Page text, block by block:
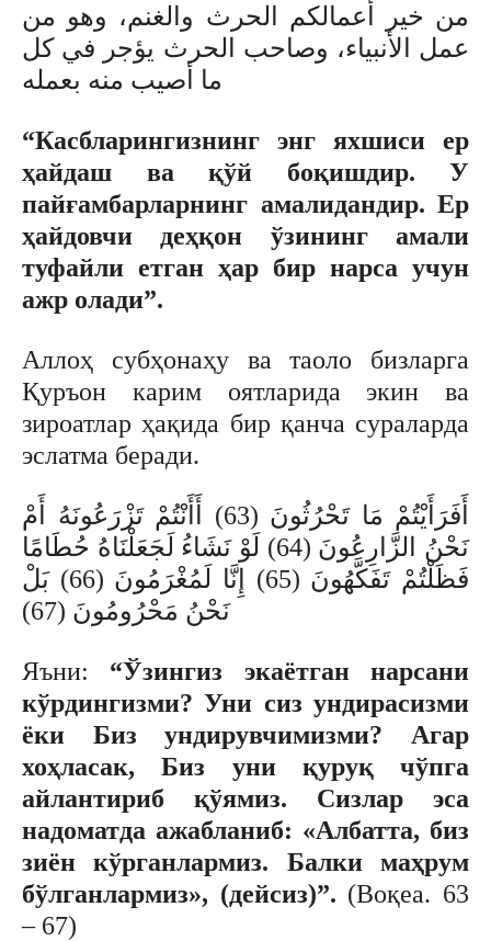
من خير أعمالكم الحرث والغنم، وهو من
عمل الأنبياء، وصاحب الحرث يؤجر في كل
ما أصيب منه بعمله
“Касбларингизнинг энг яхшиси ер
ҳайдаш ва қўй боқишдир. У
пайғамбарларнинг амалидандир. Ер
ҳайдовчи деҳқон ўзининг амали
туфайли етган ҳар бир нарса учун
ажр олади”.
Аллоҳ субҳонаҳу ва таоло бизларга
Қуръон карим оятларида экин ва
зироатлар ҳақида бир қанча сураларда
эслатма беради.
أَفَرَأَيْتُمْ مَا تَحْرُثُونَ (63) أَأَنْتُمْ تَزْرَعُونَهُ أَمْ
نَحْنُ الزَّارِعُونَ (64) لَوْ نَشَاءُ لَجَعَلْنَاهُ حُطَامًا
فَظَلْتُمْ تَفَكَّهُونَ (65) إِنَّا لَمُغْرَمُونَ (66) بَلْ
نَحْنُ مَحْرُومُونَ (67)
Яъни: “Ўзингиз экаётган нарсани
кўрдингизми?Уни сиз ундирасизми
ёки Биз ундирувчимизми?
Агар
хоҳласак, Биз уни қуруқ чўпга
айлантириб қўямиз. Сизлар эса
надоматда ажабланиб: «Албатта, биз
зиён кўрганлармиз. Балки маҳрум
бўлганлармиз», (дейсиз)”. (Воқеа. 63
– 67)